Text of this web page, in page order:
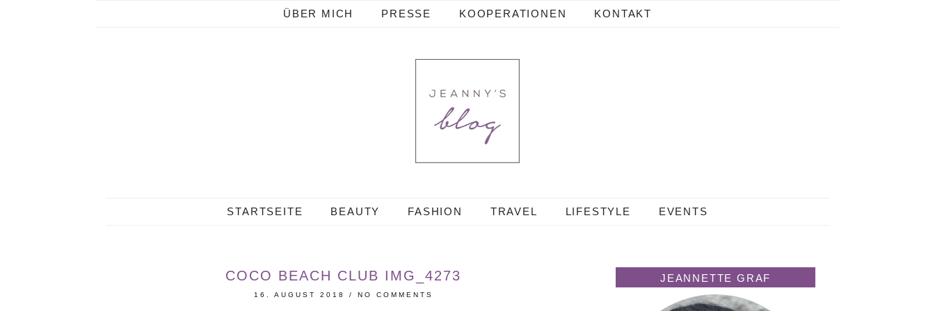
ÜBER MICH PRESSE KOOPERATIONEN KONTAKT
STARTSEITE BEAUTY FASHION TRAVEL LIFESTYLE EVENTS
COCO BEACH CLUB IMG_4273
16. AUGUST 2018 / NO COMMENTS
JEANNETTE GRAF